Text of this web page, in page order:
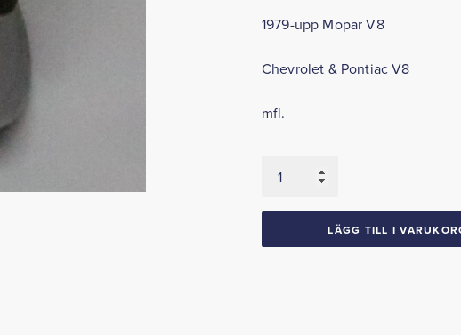
1979-upp Mopar V8
Chevrolet & Pontiac V8
mfl.
LÄGG TILL I